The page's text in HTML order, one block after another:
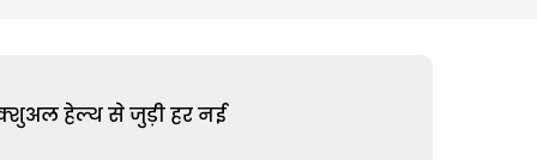
हेल्थ से जुड़ी हर नई